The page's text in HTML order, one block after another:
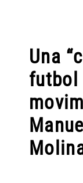
Una
futbol